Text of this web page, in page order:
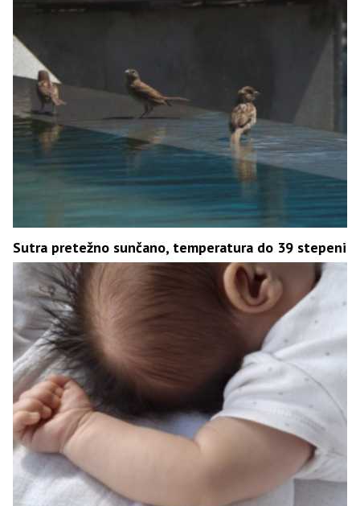
Sutra pretežno sunčano, temperatura do 39 stepeni